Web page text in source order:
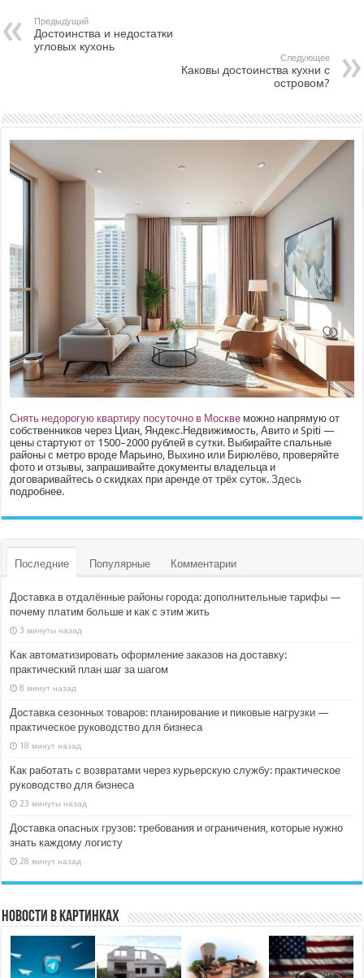
Предыдущий
Достоинства и недостатки
угловых кухонь
Следующее
Каковы достоинства кухни с
островом?
Снять недорогую квартиру посуточно в Москве можно напрямую от
собственников через Циан, Яндекс.Недвижимость, Авито и Spiti —
цены стартуют от 1500–2000 рублей в сутки. Выбирайте спальные
районы с метро вроде Марьино, Выхино или Бирюлёво, проверяйте
фото и отзывы, запрашивайте документы владельца и
договаривайтесь о скидках при аренде от трёх суток.Здесь
подробнее.
Последние Популярные Комментарии
Доставка в отдалённые районы города: дополнительные тарифы —
почему платим больше и как с этим жить
3 минуты назад
Как автоматизировать оформление заказов на доставку:
практический план шаг за шагом
8 минут назад
Доставка сезонных товаров: планирование и пиковые нагрузки —
практическое руководство для бизнеса
18 минут назад
Как работать с возвратами через курьерскую службу: практическое
руководство для бизнеса
23 минуты назад
Доставка опасных грузов: требования и ограничения, которые нужно
знать каждому логисту
28 минут назад
Новости в картинках